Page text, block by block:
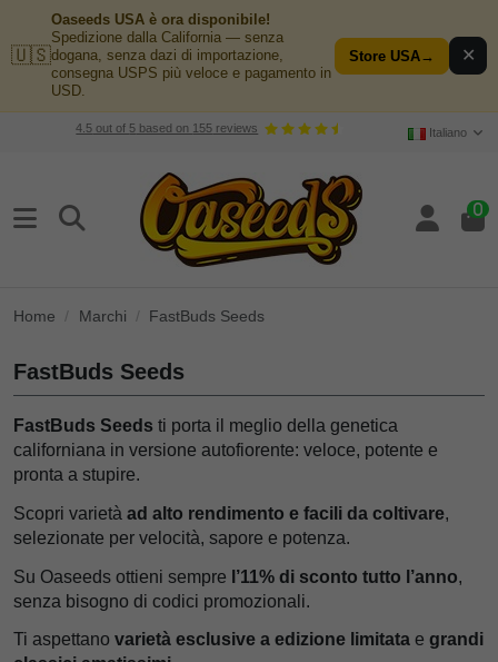
🇺🇸
Oaseeds USA è ora disponibile!
Spedizione dalla California — senza
dogana, senza dazi di importazione,
consegna USPS più veloce e pagamento in
USD.
Store USA→ ✕
4.5 out of 5 based on 155 reviews Italiano
0
Home Marchi FastBuds Seeds
FastBuds Seeds
FastBuds Seeds ti porta il meglio della genetica
californiana in versione autofiorente: veloce, potente e
pronta a stupire.
Scopri varietà ad alto rendimento e facili da coltivare,
selezionate per velocità, sapore e potenza.
Su Oaseeds ottieni sempre l’11% di sconto tutto l’anno,
senza bisogno di codici promozionali.
Ti aspettano varietà esclusive a edizione limitata e grandi